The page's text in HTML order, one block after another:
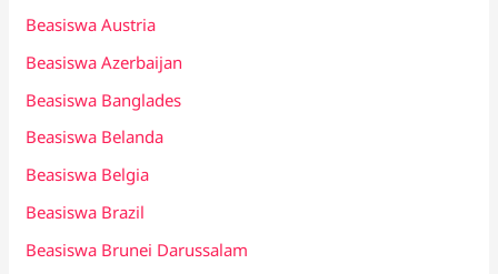
Beasiswa Austria
Beasiswa Azerbaijan
Beasiswa Banglades
Beasiswa Belanda
Beasiswa Belgia
Beasiswa Brazil
Beasiswa Brunei Darussalam